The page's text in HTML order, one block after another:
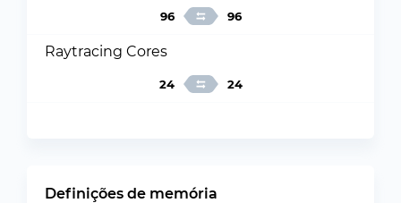
96 96
Raytracing Cores
24 24
Definições de memória